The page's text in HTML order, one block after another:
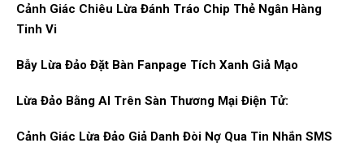
Cảnh Giác Chiêu Lừa Đánh Tráo Chip Thẻ Ngân Hàng
Tinh Vi
Bẫy Lừa Đảo Đặt Bàn Fanpage Tích Xanh Giả Mạo
Lừa Đảo Bằng AI Trên Sàn Thương Mại Điện Tử:
Cảnh Giác Lừa Đảo Giả Danh Đòi Nợ Qua Tin Nhắn SMS